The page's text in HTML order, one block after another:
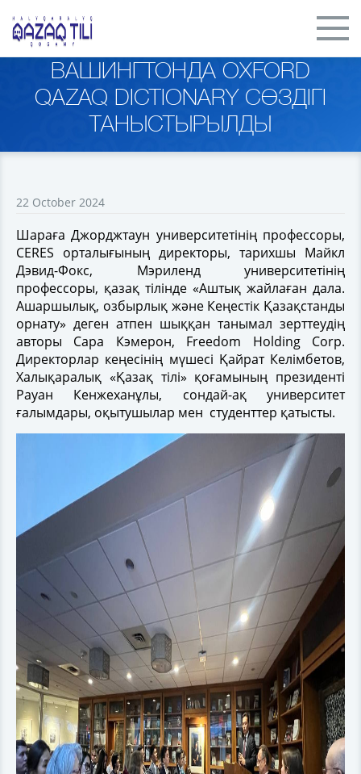
ВАШИНГТОНДА OXFORD
QAZAQ DICTIONARY СӨЗДІГІ
ТАНЫСТЫРЫЛДЫ
22 October 2024
Шараға Джорджтаун университетінің профессоры,
CERES орталығының директоры, тарихшы Майкл
Дэвид-Фокс, Мэриленд университетінің
профессоры, қазақ тілінде «Аштық жайлаған дала.
Ашаршылық, озбырлық және Кеңестік Қазақстанды
орнату» деген атпен шыққан танымал зерттеудің
авторы Сара Кэмерон, Freedom Holding Corp.
Директорлар кеңесінің мүшесі Қайрат Келімбетов,
Халықаралық «Қазақ тілі» қоғамының президенті
Рауан Кенжеханұлы, сондай-ақ университет
ғалымдары, оқытушылар мен студенттер қатысты.